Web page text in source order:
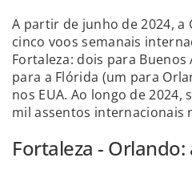
A partir de junho de 2024, a
cinco voos semanais
Fortaleza: dois para Buenos
para a Flórida (um para
nos EUA. Ao longo de
mil assentos internacionais
Fortaleza -